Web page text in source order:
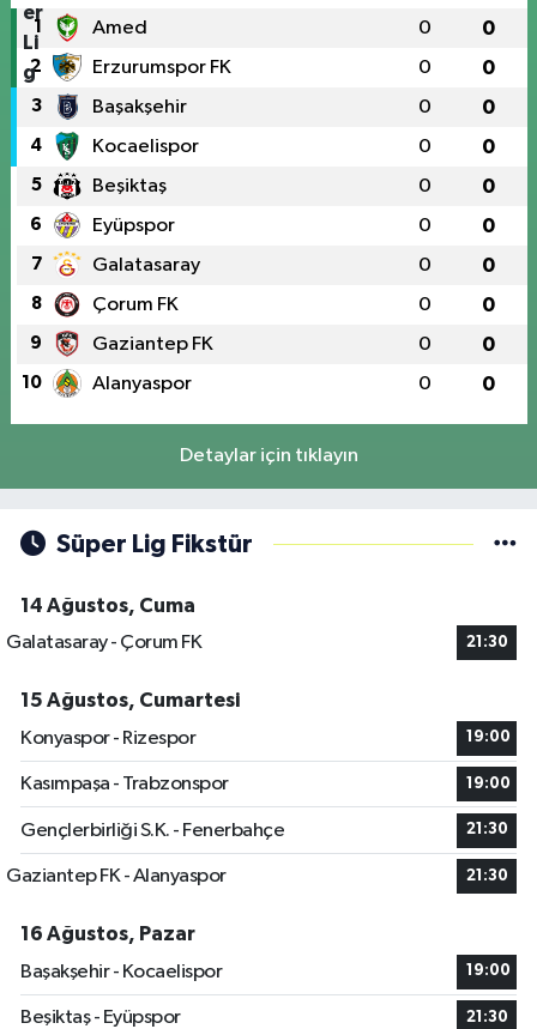
1 Amed 0 0
2 Erzurumspor FK 0 0
3 Başakşehir 0 0
4 Kocaelispor 0 0
5 Beşiktaş 0 0
6 Eyüpspor 0 0
7 Galatasaray 0 0
8 Çorum FK 0 0
9 Gaziantep FK 0 0
10 Alanyaspor 0 0
Detaylar için tıklayın
Süper Lig Fikstür
14 Ağustos, Cuma
Galatasaray - Çorum FK
21:30
15 Ağustos, Cumartesi
Konyaspor - Rizespor
19:00
Kasımpaşa - Trabzonspor 19:00
Gençlerbirliği S.K. - Fenerbahçe 21:30
Gaziantep FK - Alanyaspor 21:30
16 Ağustos, Pazar
Başakşehir - Kocaelispor
19:00
Beşiktaş - Eyüpspor 21:30